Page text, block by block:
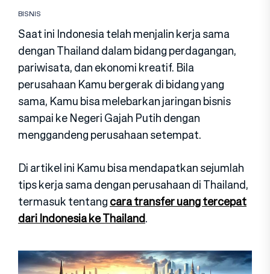
BISNIS
Saat ini Indonesia telah menjalin kerja sama
dengan Thailand dalam bidang perdagangan,
pariwisata, dan ekonomi kreatif. Bila
perusahaan Kamu bergerak di bidang yang
sama, Kamu bisa melebarkan jaringan bisnis
sampai ke Negeri Gajah Putih dengan
menggandeng perusahaan setempat.
Di artikel ini Kamu bisa mendapatkan sejumlah
tips kerja sama dengan perusahaan di Thailand,
termasuk tentangcara transfer uang tercepat
dari Indonesia ke Thailand.